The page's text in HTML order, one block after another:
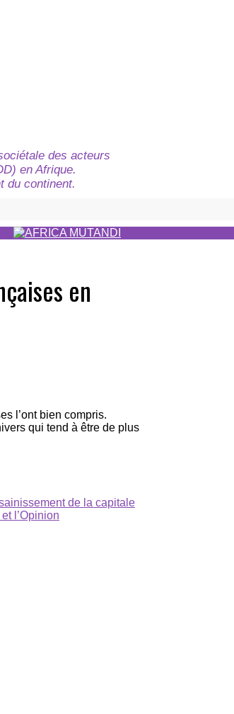
des acteurs
en Afrique.
du continent.
en
l’ont bien compris.
qui tend à être de plus
de la capitale
l’Opinion